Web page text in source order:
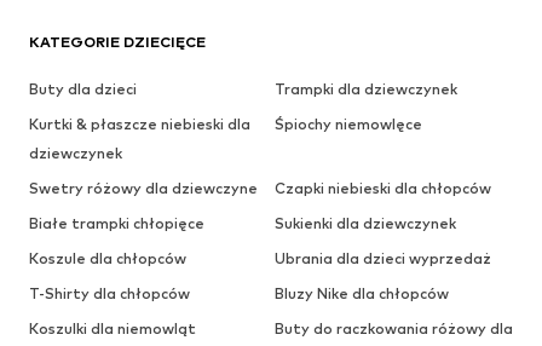
KATEGORIE DZIECIĘCE
Buty dla dzieci
Trampki dla dziewczynek
Kurtki & płaszcze niebieski dla
dziewczynek
Śpiochy niemowlęce
Swetry różowy dla dziewczyne
Czapki niebieski dla chłopców
Białe trampki chłopięce
Sukienki dla dziewczynek
Koszule dla chłopców
Ubrania dla dzieci wyprzedaż
T-Shirty dla chłopców
Bluzy Nike dla chłopców
Koszulki dla niemowląt
Buty do raczkowania różowy dla